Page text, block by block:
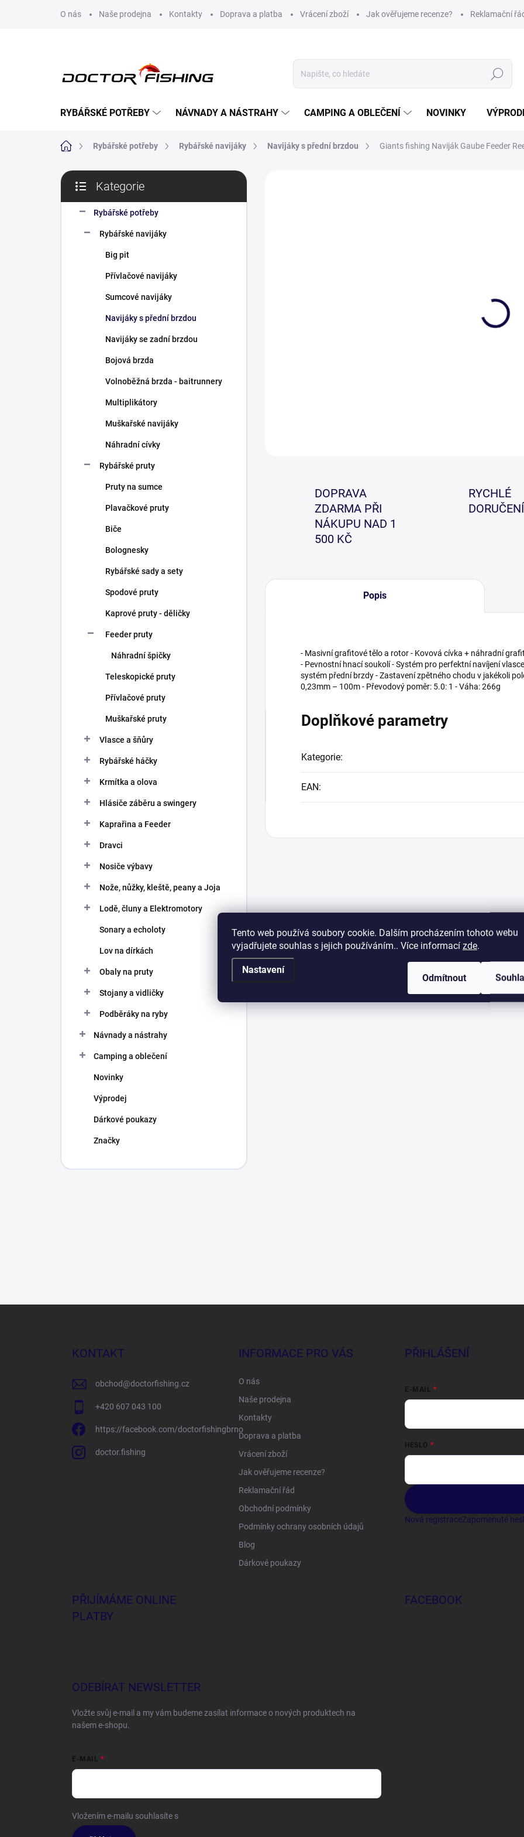
Tento web používá soubory cookie. Dalším procházením tohoto webu
vyjadřujete souhlas s jejich používáním.. Více informací zde.
Nastavení
Odmítnout
O nás Naše prodejna Kontakty Doprava a platba Vrácení zboží Jak ověřujeme recenze? Reklamační
Hledat
RYBÁŘSKÉ POTŘEBY NÁVNADY A NÁSTRAHY CAMPING A OBLEČENÍ NOVINKY
Domů Rybářské potřeby Rybářské navijáky Navijáky s přední brzdou Giants fishing Naviják Gaube Feeder
P
s
kategorie
Kategorie
Rybářské potřeby
Rybářské navijáky
Big pit
Přívlačové navijáky
Sumcové navijáky
Navijáky s přední brzdou
Navijáky se zadní brzdou
Bojová brzda
Volnoběžná brzda - baitrunnery
Multiplikátory
Muškařské navijáky
Náhradní cívky
Rybářské pruty
Pruty na sumce
Plavačkové pruty
Biče
Bolognesky
Rybářské sady a sety
Spodové pruty
Kaprové pruty - děličky
Feeder pruty
Náhradní špičky
Teleskopické pruty
Přívlačové pruty
Muškařské pruty
Vlasce a šňůry
Rybářské háčky
Krmítka a olova
Hlásiče záběru a swingery
Kaprařina a Feeder
Dravci
Nosiče výbavy
Nože, nůžky, kleště, peany a Joja
Lodě, čluny a Elektromotory
Sonary a echoloty
Lov na dírkách
Obaly na pruty
Stojany a vidličky
Podběráky na ryby
Návnady a nástrahy
Camping a oblečení
Novinky
Výprodej
Dárkové poukazy
Značky
DOPRAVA
ZDARMA PŘI
NÁKUPU NAD 1
500 KČ
RYCHLÉ
DORUČENÍ
Popis
- Masivní grafitové tělo a rotor - Kovová cívka + náhradní
- Pevnostní hnací soukolí - Systém pro perfektní navíjení
systém přední brzdy - Zastavení zpětného chodu v jakékoli
0,23mm – 100m - Převodový poměr: 5.0: 1 - Váha: 266g
Doplňkové parametry
Kategorie:
EAN:
KONTAKT
obchod@doctorfishing.cz
+420 607 043 100
https://facebook.com/doctorfishingbrno
doctor.fishing
INFORMACE PRO VÁS
O nás
Naše prodejna
Kontakty
Doprava a platba
Vrácení zboží
Jak ověřujeme recenze?
Reklamační řád
Obchodní podmínky
Podmínky ochrany osobních údajů
Blog
Dárkové poukazy
PŘIHLÁŠENÍ
E-MAIL
HESLO
Nová registraceZapomenuté
PŘIJÍMÁME ONLINE
PLATBY
FACEBOOK
ODEBÍRAT NEWSLETTER
Vložte svůj e-mail a my vám budeme zasílat informace o nových produktech na
našem e-shopu.
E-MAIL
Vložením e-mailu souhlasíte s